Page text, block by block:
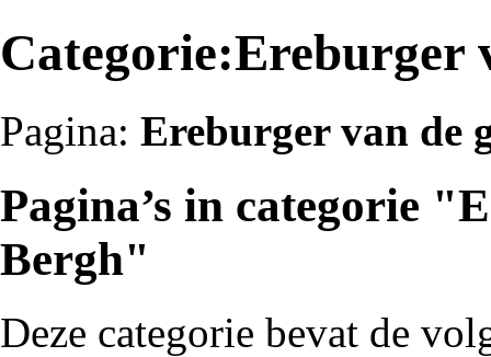
Categorie:Ereburger
Pagina: Ereburger van de
Pagina’s in categorie
Bergh"
Deze categorie bevat de